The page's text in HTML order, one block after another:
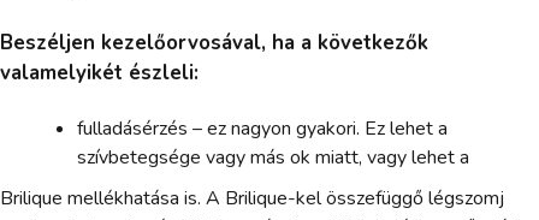
Beszéljen kezelőorvosával, ha a következők
valamelyikét észleli:
fulladásérzés – ez nagyon gyakori. Ez lehet a
szívbetegsége vagy más ok miatt, vagy lehet a
Brilique mellékhatása is. A Brilique-kel összefüggő légszomj